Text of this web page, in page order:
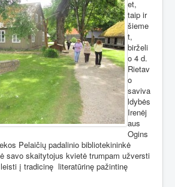
et,
taip ir
šieme
t,
birželi
o 4 d.
Rietav
o
saviva
ldybės
Irenėj
aus
Ogins
Pelaičių padalinio bibliotekininkė
savo skaitytojus kvietė trumpam užversti
į tradicinę literatūrinę pažintinę